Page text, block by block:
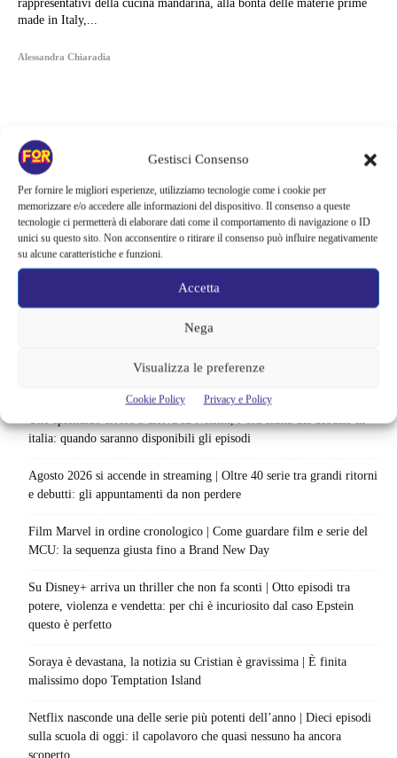
Gestisci Consenso
Per fornire le migliori esperienze, utilizziamo tecnologie come i cookie per
memorizzare e/o accedere alle informazioni del dispositivo. Il consenso a queste
tecnologie ci permetterà di elaborare dati come il comportamento di navigazione o ID
unici su questo sito. Non acconsentire o ritirare il consenso può influire negativamente
su alcune caratteristiche e funzioni.
Accetta
Nega
Visualizza le preferenze
Cookie Policy Privacy e Policy
rappresentativi della cucina mandarina, alla bontà delle materie prime
made in Italy,...
Alessandra Chiaradia
Netflix indaga sul lato oscuro del pollo fritto | Mo Gilligan affronta
Uno splendido errore 3 arriva su Netflix, l’ora esatta del debutto in
italia: quando saranno disponibili gli episodi
Agosto 2026 si accende in streaming | Oltre 40 serie tra grandi ritorni
e debutti: gli appuntamenti da non perdere
Film Marvel in ordine cronologico | Come guardare film e serie del
MCU: la sequenza giusta fino a Brand New Day
Su Disney+ arriva un thriller che non fa sconti | Otto episodi tra
potere, violenza e vendetta: per chi è incuriosito dal caso Epstein
questo è perfetto
Soraya è devastana, la notizia su Cristian è gravissima | È finita
malissimo dopo Temptation Island
Netflix nasconde una delle serie più potenti dell’anno | Dieci episodi
sulla scuola di oggi: il capolavoro che quasi nessuno ha ancora
scoperto